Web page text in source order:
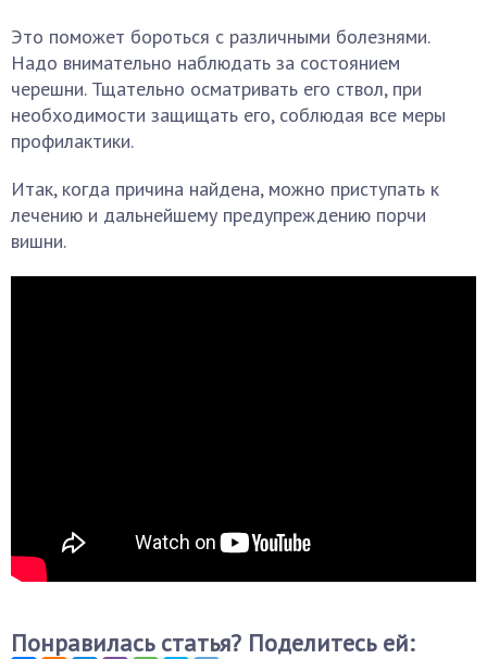
Это поможет бороться с различными болезнями.
Надо внимательно наблюдать за состоянием
черешни. Тщательно осматривать его ствол, при
необходимости защищать его, соблюдая все меры
профилактики.
Итак, когда причина найдена, можно приступать к
лечению и дальнейшему предупреждению порчи
вишни.
Понравилась статья? Поделитесь ей: